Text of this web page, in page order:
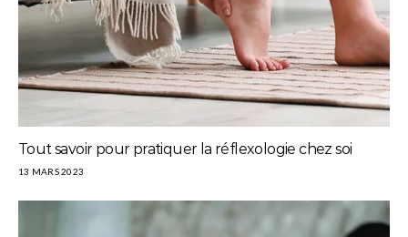
Tout savoir pour pratiquer la réflexologie chez soi
13 MARS 2023